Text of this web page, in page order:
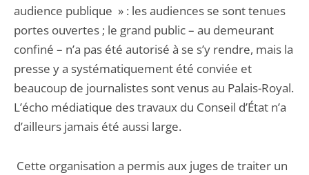
audience publique » : les audiences se sont tenues
portes ouvertes ; le grand public – au demeurant
confiné – n’a pas été autorisé à se s’y rendre, mais la
presse y a systématiquement été conviée et
beaucoup de journalistes sont venus au Palais-Royal.
L’écho médiatique des travaux du Conseil d’État n’a
d’ailleurs jamais été aussi large.
Cette organisation a permis aux juges de traiter un